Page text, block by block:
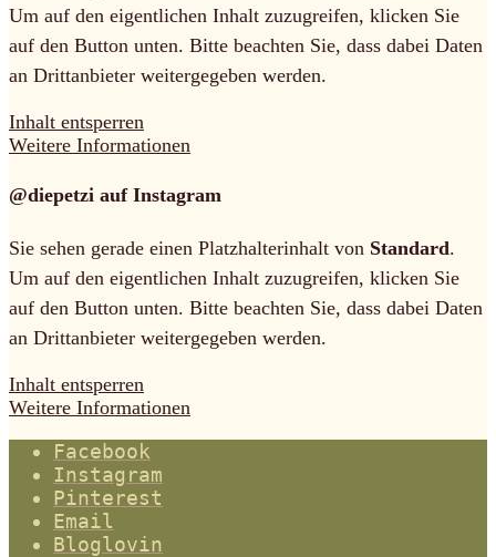
Um auf den eigentlichen Inhalt zuzugreifen, klicken Sie
auf den Button unten. Bitte beachten Sie, dass dabei Daten
an Drittanbieter weitergegeben werden.
Inhalt entsperren
Weitere Informationen
@diepetzi auf Instagram
Sie sehen gerade einen Platzhalterinhalt von Standard.
Um auf den eigentlichen Inhalt zuzugreifen, klicken Sie
auf den Button unten. Bitte beachten Sie, dass dabei Daten
an Drittanbieter weitergegeben werden.
Inhalt entsperren
Weitere Informationen
Facebook
Instagram
Pinterest
Email
Bloglovin